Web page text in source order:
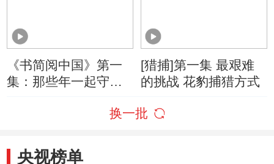
《书简阅中国》第一
集：那些年一起守长
[猎捕]第一集 最艰难
的挑战 花豹捕猎方式
换一批
央视榜单